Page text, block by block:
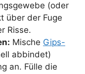
(oder
über der Fuge
Risse.
Mische Gips-
abbindet)
an. Fülle die